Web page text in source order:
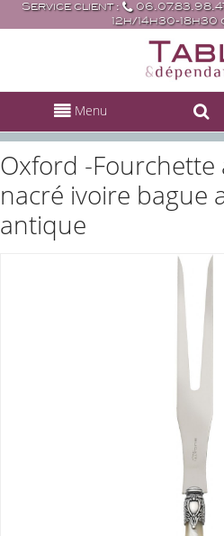
Service client :
12h/14h30-
Menu
Oxford -Fourchette
nacré ivoire bague
antique